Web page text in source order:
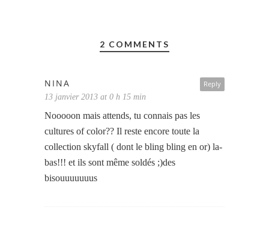
2 COMMENTS
Reply
NINA
13 janvier 2013 at 0 h 15 min
Nooooon mais attends, tu connais pas les
cultures of color?? Il reste encore toute la
collection skyfall ( dont le bling bling en or) la-
bas!!! et ils sont même soldés ;)des
bisouuuuuuus